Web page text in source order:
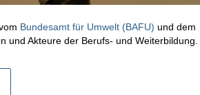
Bundesamt für Umwelt (BAFU) und dem
und Akteure der Berufs- und Weiterbildung.